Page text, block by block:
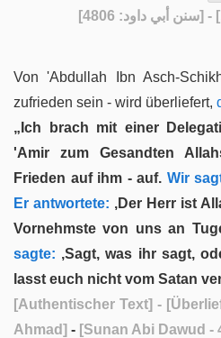
أبي داود: 4806]
Von 'Abdullah Ibn Asch-
zufrieden sein - wird überliefert,
„Ich brach mit einer
'Amir zum Gesandten
Frieden auf ihm - auf. Wir
Er antwortete: ‚Der Herr ist
Vornehmste von uns an
sagte: ‚Sagt, was ihr sagt,
lasst euch nicht vom Satan
[Authentischer Text] -
Ahmad] - [Sunan Abi Dawud -